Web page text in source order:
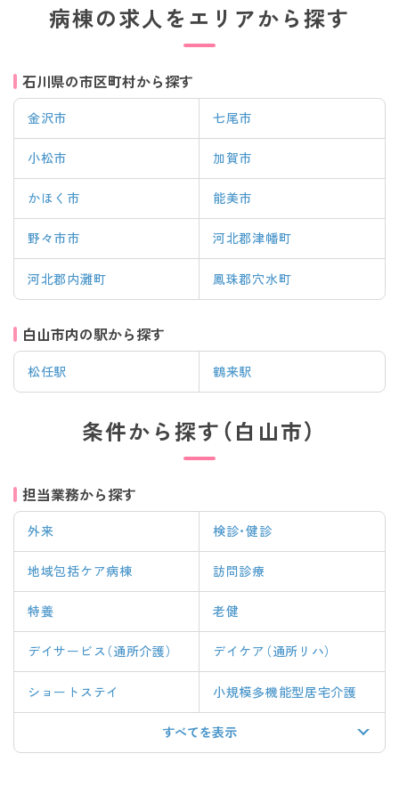
病棟の求人をエリアから探す
石川県の市区町村から探す
金沢市 七尾市
小松市 加賀市
かほく市 能美市
野々市市 河北郡津幡町
河北郡内灘町 鳳珠郡穴水町
白山市内の駅から探す
松任駅 鶴来駅
条件から探す（白山市）
担当業務から探す
外来 検診・健診
地域包括ケア病棟 訪問診療
特養 老健
デイサービス（通所介護） デイケア（通所リハ）
ショートステイ 小規模多機能型居宅介護
すべてを表示